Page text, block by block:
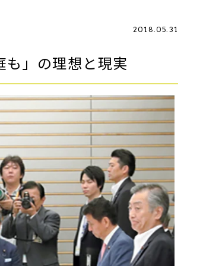
2018.05.31
」の理想と現実